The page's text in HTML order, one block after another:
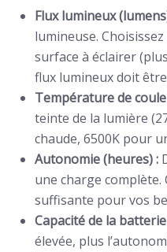
Flux lumineux
lumineuse.
surface à éclairer
flux lumineux doit
Température de
teinte de la lumière
chaude, 6500K pour
Autonomie (heures) :
une charge
suffisante pour vos
Capacité de la
élevée, plus